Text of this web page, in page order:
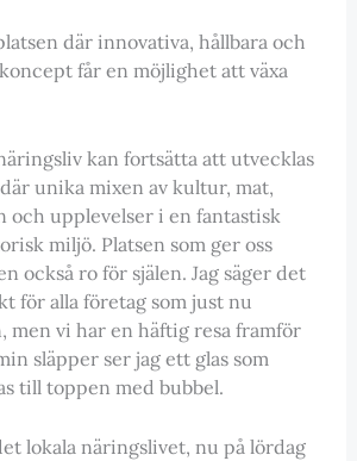
där innovativa, hållbara och
får en möjlighet att växa
kan fortsätta att utvecklas
unika mixen av kultur, mat,
och upplevelser i en fantastisk
miljö. Platsen som ger oss
också ro för själen. Jag säger det
för alla företag som just nu
men vi har en häftig resa framför
släpper ser jag ett glas som
till toppen med bubbel.
lokala näringslivet, nu på lördag